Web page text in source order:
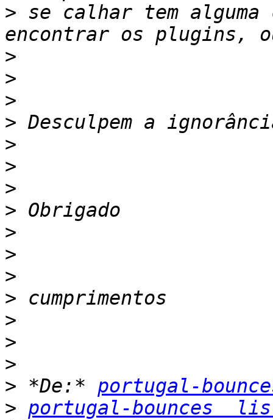
> se calhar tem
>
>
>
>
>
>
>
>
>
>
>
>
>
>
>
> *De:* portugal-
> portugal-bounces